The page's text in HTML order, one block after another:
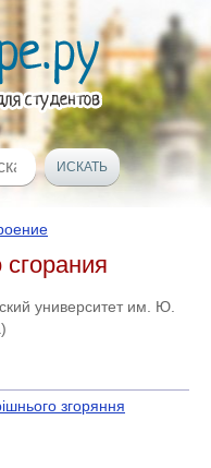
сгорания
университет им. Ю.
згоряння